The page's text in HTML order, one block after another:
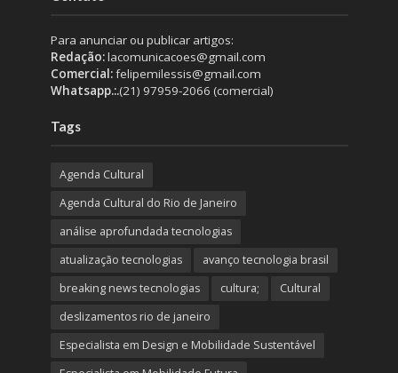
Para anunciar ou publicar artigos:
Redação:lacomunicacoes@gmail.com
Comercial:felipemilessis@gmail.com
Whatsapp.:.(21) 97959-2066 (comercial)
Tags
Agenda Cultural
Agenda Cultural do Rio de Janeiro
análise aprofundada tecnologias
atualização tecnologias
avanço tecnologia brasil
breaking news tecnologias
cultura;
Cultural
deslizamentos rio de janeiro
Especialista em Design e Mobilidade Sustentável